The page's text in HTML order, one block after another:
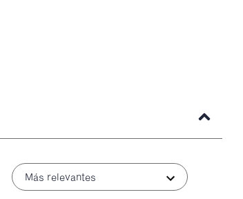
Más relevantes